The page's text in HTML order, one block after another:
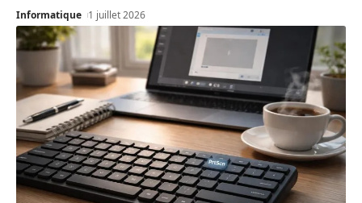
Informatique 1 juillet 2026